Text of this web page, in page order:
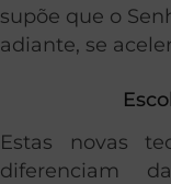
supõe que o
adiante, se
Estas novas
diferenciam